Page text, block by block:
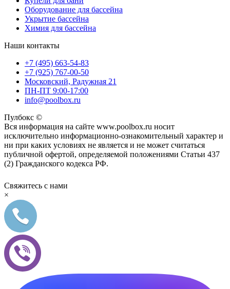
Оборудование для бассейна
Укрытие бассейна
Химия для бассейна
Наши контакты
+7 (495) 663-54-83
+7 (925) 767-00-50
Московский, Радужная 21
ПН-ПТ 9:00-17:00
info@poolbox.ru
Пулбокс ©
Вся информация на сайте www.poolbox.ru носит
исключительно информационно-ознакомительный характер и
ни при каких условиях не является и не может считаться
публичной офертой, определяемой положениями Статьи 437
(2) Гражданского кодекса РФ.
Свяжитесь с нами
×